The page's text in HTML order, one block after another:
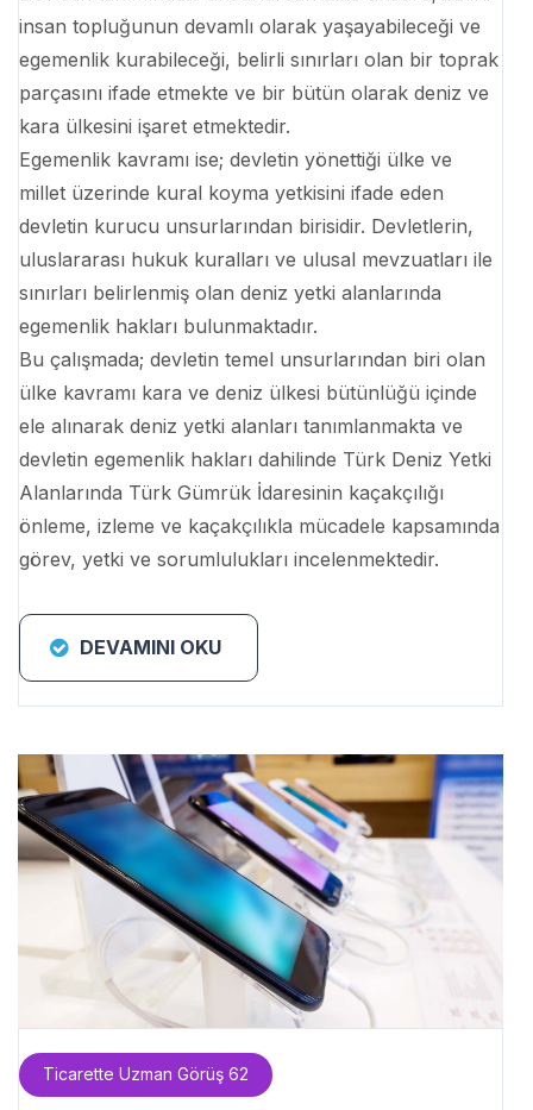
insan topluğunun devamlı olarak yaşayabileceği ve
egemenlik kurabileceği, belirli sınırları olan bir toprak
parçasını ifade etmekte ve bir bütün olarak deniz ve
kara ülkesini işaret etmektedir.
Egemenlik kavramı ise; devletin yönettiği ülke ve
millet üzerinde kural koyma yetkisini ifade eden
devletin kurucu unsurlarından birisidir. Devletlerin,
uluslararası hukuk kuralları ve ulusal mevzuatları ile
sınırları belirlenmiş olan deniz yetki alanlarında
egemenlik hakları bulunmaktadır.
Bu çalışmada; devletin temel unsurlarından biri olan
ülke kavramı kara ve deniz ülkesi bütünlüğü içinde
ele alınarak deniz yetki alanları tanımlanmakta ve
devletin egemenlik hakları dahilinde Türk Deniz Yetki
Alanlarında Türk Gümrük İdaresinin kaçakçılığı
önleme, izleme ve kaçakçılıkla mücadele kapsamında
görev, yetki ve sorumlulukları incelenmektedir.
DEVAMINI OKU
Ticarette Uzman Görüş 62